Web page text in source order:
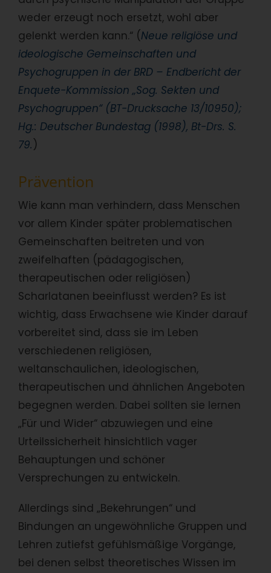
weder erzeugt noch ersetzt, wohl aber
gelenkt werden kann.“ (Neue religiöse und
ideologische Gemeinschaften und
Psychogruppen in der BRD – Endbericht der
Enquete-Kommission „Sog. Sekten und
Psychogruppen“ (BT-Drucksache 13/10950);
Hg.: Deutscher Bundestag (1998), Bt-Drs. S.
79. )
Prävention
Wie kann man verhindern, dass Menschen
vor allem Kinder später problematischen
Gemeinschaften beitreten und von
zweifelhaften (pädagogischen,
therapeutischen oder religiösen)
Scharlatanen beeinflusst werden? Es ist
wichtig, dass Erwachsene wie Kinder darauf
vorbereitet sind, dass sie im Leben
verschiedenen religiösen,
weltanschaulichen, ideologischen,
therapeutischen und ähnlichen Angeboten
begegnen werden. Dabei sollten sie lernen
„Für und Wider“ abzuwiegen und eine
Urteilssicherheit hinsichtlich vager
Behauptungen und schöner
Versprechungen zu entwickeln.
Allerdings sind „Bekehrungen“ und
Bindungen an ungewöhnliche Gruppen und
Lehren zutiefst gefühlsmäßige Vorgänge,
bei denen selbst theoretisches Wissen im